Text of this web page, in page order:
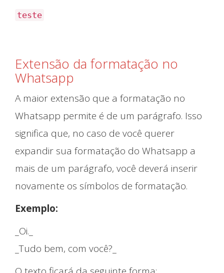
O que Fazemos
teste
Extensão da formatação no
Whatsapp
A maior extensão que a formatação no
Whatsapp permite é de um parágrafo. Isso
significa que, no caso de você querer
expandir sua formatação do Whatsapp a
mais de um parágrafo, você deverá inserir
novamente os símbolos de formatação.
Exemplo:
_Oi._
_Tudo bem, com você?_